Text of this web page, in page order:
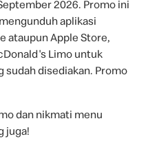
2026. Promo ini
aplikasi
ataupun Apple Store,
Limo untuk
sudah disediakan. Promo
dan nikmati menu
juga!